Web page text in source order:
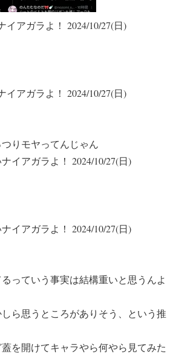
イアガラよ！ 2024/10/27(日)
イアガラよ！ 2024/10/27(日)
りモヤってんじゃん
イアガラよ！ 2024/10/27(日)
イアガラよ！ 2024/10/27(日)
っていう事実は結構重いと思うんよ
ら思うところがありそう、という推
を開けてキャラやら何やら見てみた